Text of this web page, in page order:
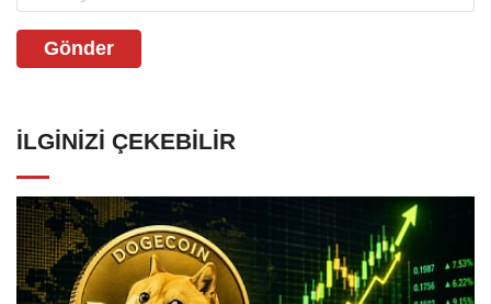
Gönder
İLGINIZI ÇEKEBILIR